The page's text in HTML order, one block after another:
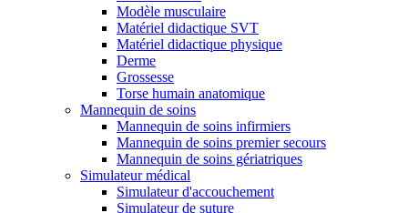
Modèle musculaire
Matériel didactique SVT
Matériel didactique physique
Derme
Grossesse
Torse humain anatomique
Mannequin de soins
Mannequin de soins infirmiers
Mannequin de soins premier secours
Mannequin de soins gériatriques
Simulateur médical
Simulateur d'accouchement
Simulateur de suture